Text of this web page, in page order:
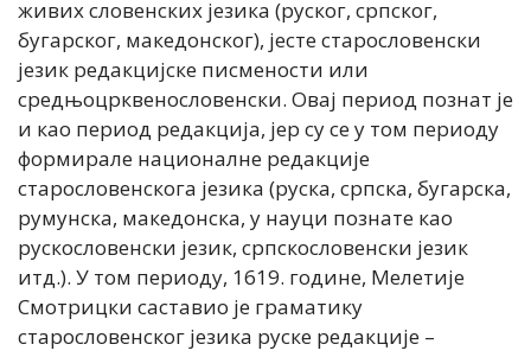
живих словенских језика (руског, српског,
бугарског, македонског), јесте старословенски
језик редакцијске писмености или
средњоцрквенословенски. Овај период познат је
и као период редакција, јер су се у том периоду
формирале националне редакције
старословенскога језика (руска, српска, бугарска,
румунска, македонска, у науци познате као
рускословенски језик, српскословенски језик
итд.). У том периоду, 1619. године, Мелетије
Смотрицки саставио је граматику
старословенског језика руске редакције –